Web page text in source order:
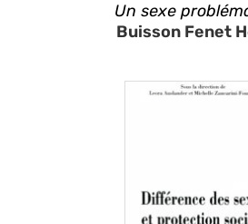
Un sexe
Buisson Fenet